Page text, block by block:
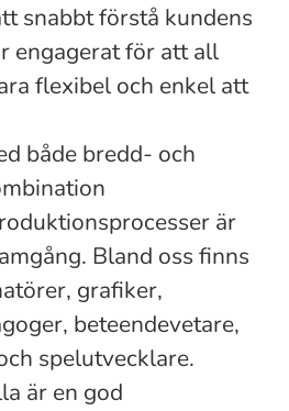
snabbt förstå kundens
engagerat för att all
flexibel och enkel att
både bredd- och
är
Bland oss finns
grafiker,
beteendevetare,
spelutvecklare.
är en god